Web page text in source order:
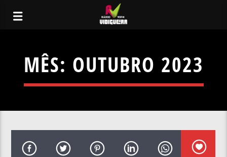
MÊS: OUTUBRO 2023